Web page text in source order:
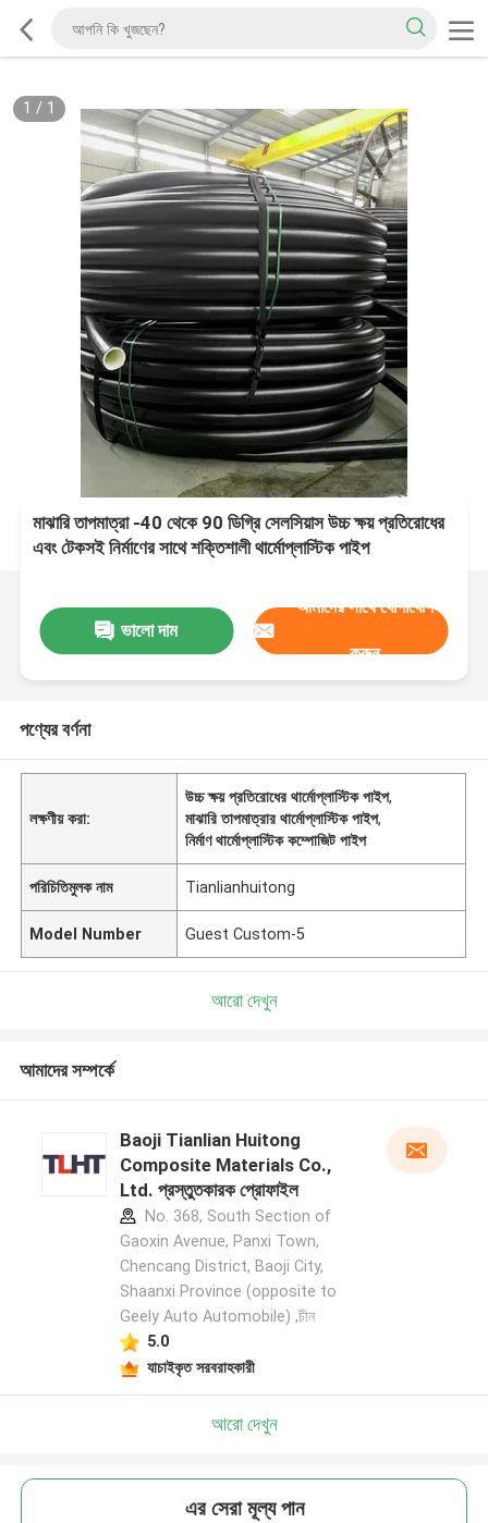
1 / 1
মাঝারি তাপমাত্রা -40 থেকে 90 ডিগ্রি সেলসিয়াস উচ্চ ক্ষয় প্রতিরোধের
এবং টেকসই নির্মাণের সাথে শক্তিশালী থার্মোপ্লাস্টিক পাইপ
ভালো দাম
আমাদের সাথে যোগাযোগ
করুন
পণ্যের বর্ণনা
লক্ষণীয় করা:
উচ্চ ক্ষয় প্রতিরোধের থার্মোপ্লাস্টিক পাইপ,
মাঝারি তাপমাত্রার থার্মোপ্লাস্টিক পাইপ,
নির্মাণ থার্মোপ্লাস্টিক কম্পোজিট পাইপ
পরিচিতিমুলক নাম Tianlianhuitong
Model Number Guest Custom-5
আরো দেখুন
আমাদের সম্পর্কে
Baoji Tianlian Huitong
Composite Materials Co.,
Ltd. প্রস্তুতকারক প্রোফাইল
No. 368, South Section of
Gaoxin Avenue, Panxi Town,
Chencang District, Baoji City,
Shaanxi Province (opposite to
Geely Auto Automobile) ,চীন
5.0
যাচাইকৃত সরবরাহকারী
আরো দেখুন
এর সেরা মূল্য পান